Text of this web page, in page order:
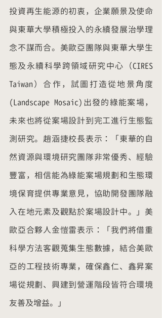
投資再生能源的初衷，企業願景及使命
與東華大學積極投入的永續發展治學理
念不謀而合。美歐亞團隊與東華大學生
態及永續科學跨領域研究中心（CIRES
Taiwan）合作，試圖打造從地景角度
(Landscape Mosaic)出發的綠能案場，
未來也將從案場設計到完工進行生態監
測研究。趙涵捷校長表示：「東華的自
然資源與環境研究團隊非常優秀、經驗
豐富，相信能為綠能案場規劃和生態環
境保育提供專業意見，協助開發團隊融
入在地元素及觀點於案場設計中。」美
歐亞合夥人金愷雷表示：「我們將借重
科學方法客觀蒐集生態數據，結合美歐
亞的工程技術專業，確保鑫仁、鑫昇案
場從規劃、興建到營運階段皆符合環境
友善及增益。」